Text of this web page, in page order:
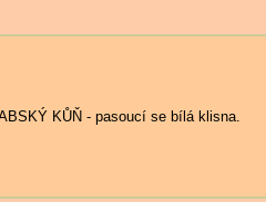
KŮŇ - pasoucí se bílá klisna.